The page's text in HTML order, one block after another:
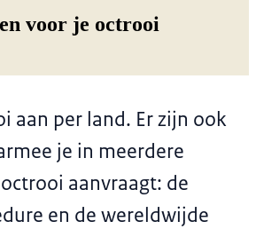
voor je octrooi
aan per land. Er zijn ook
je in meerdere
aanvraagt: de
en de wereldwijde